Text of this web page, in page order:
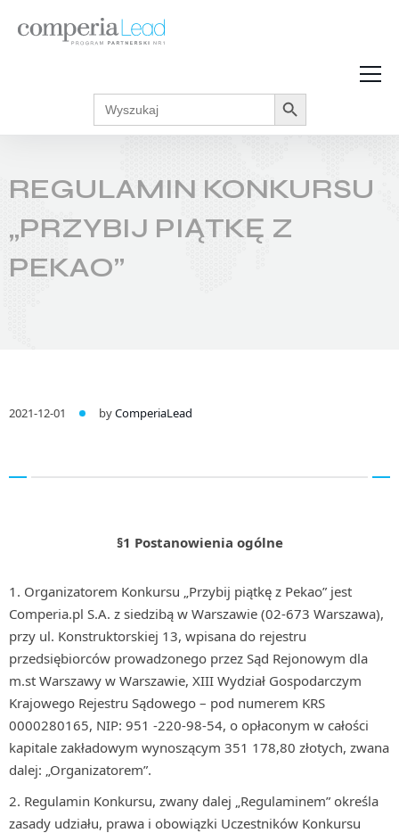
Strefa Wiedzy
Akcje promocyjne
Regulaminy
Search
for:
Search Button
REGULAMIN KONKURSU
„PRZYBIJ PIĄTKĘ Z
PEKAO”
2021-12-01 byComperiaLead
§1 Postanowienia ogólne
Organizatorem Konkursu „Przybij piątkę z Pekao” jest
Comperia.pl S.A. z siedzibą w Warszawie (02-673 Warszawa),
przy ul. Konstruktorskiej 13, wpisana do rejestru
przedsiębiorców prowadzonego przez Sąd Rejonowym dla
m.st Warszawy w Warszawie, XIII Wydział Gospodarczym
Krajowego Rejestru Sądowego – pod numerem KRS
0000280165, NIP: 951 -220-98-54, o opłaconym w całości
kapitale zakładowym wynoszącym 351 178,80 złotych, zwana
dalej: „Organizatorem”.
Regulamin Konkursu, zwany dalej „Regulaminem” określa
zasady udziału, prawa i obowiązki Uczestników Konkursu